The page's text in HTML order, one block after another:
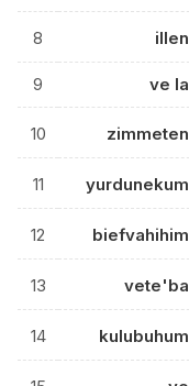
8 illen
9 ve la
10 zimmeten
11 yurdunekum
12 biefvahihim
13 vete'ba
14 kulubuhum